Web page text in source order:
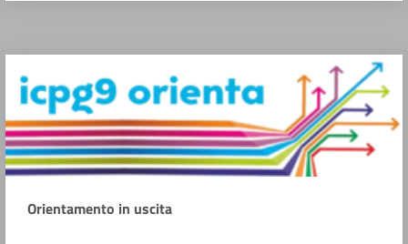
Orientamento in uscita